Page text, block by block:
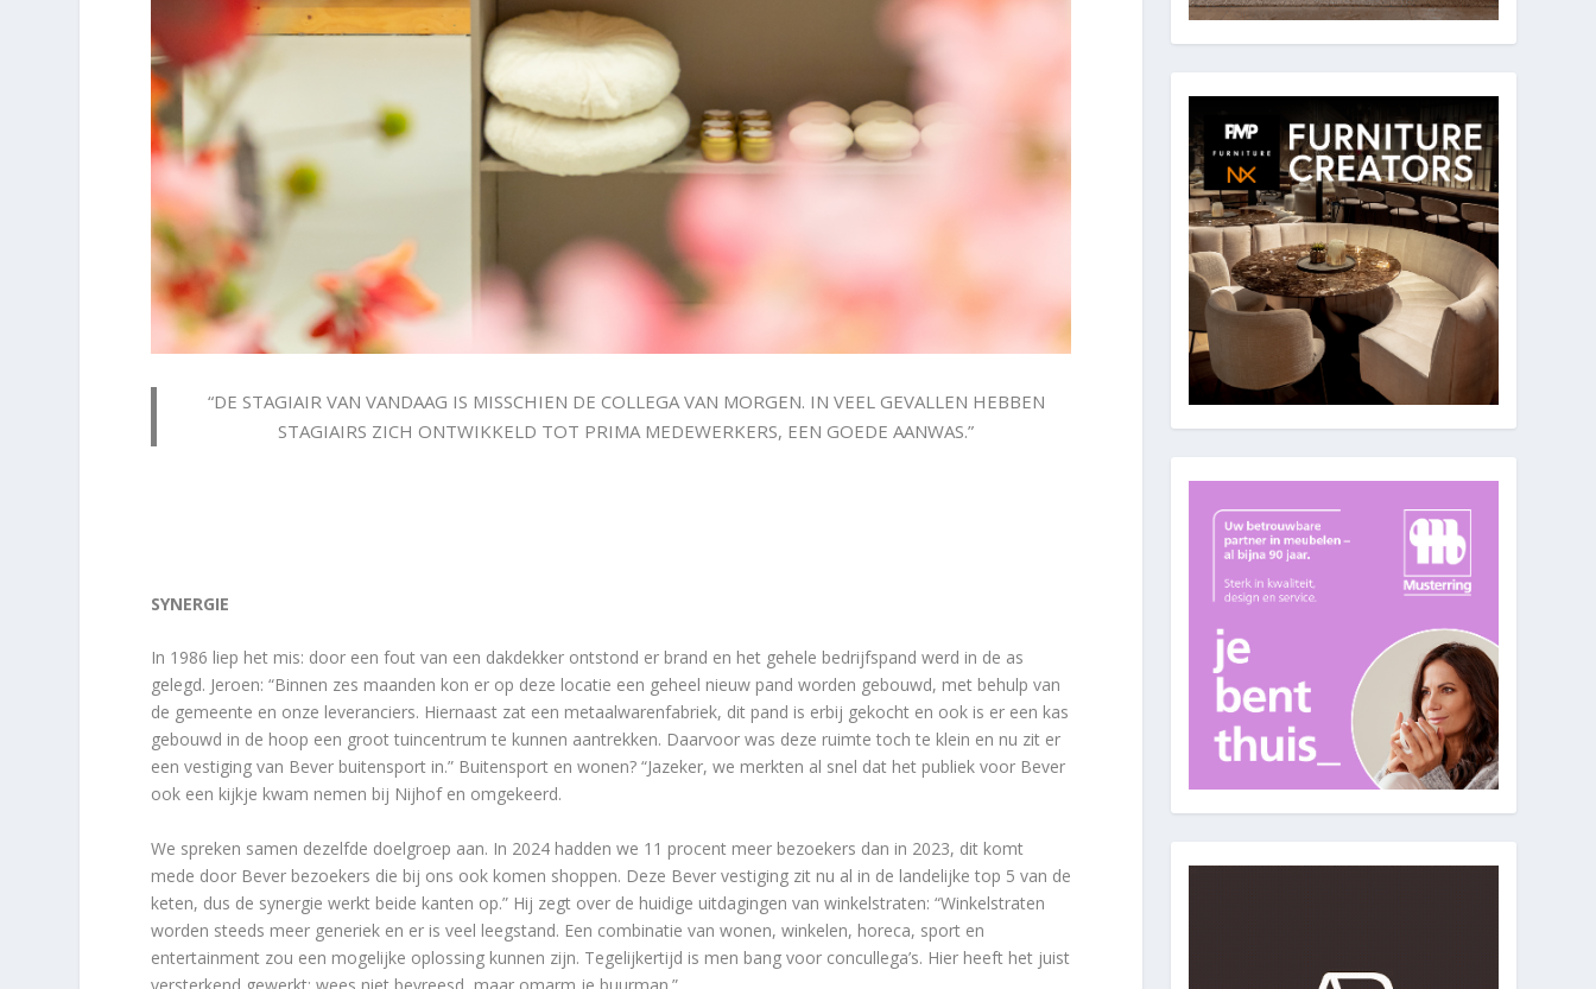
“DE STAGIAIR VAN VANDAAG IS MISSCHIEN DE COLLEGA VAN MORGEN. IN VEEL GEVALLEN HEBBEN
STAGIAIRS ZICH ONTWIKKELD TOT PRIMA MEDEWERKERS, EEN GOEDE AANWAS.”
SYNERGIE
In 1986 liep het mis: door een fout van een dakdekker ontstond er brand en het gehele bedrijfspand werd in de as
gelegd. Jeroen: “Binnen zes maanden kon er op deze locatie een geheel nieuw pand worden gebouwd, met behulp van
de gemeente en onze leveranciers. Hiernaast zat een metaalwarenfabriek, dit pand is erbij gekocht en ook is er een kas
gebouwd in de hoop een groot tuincentrum te kunnen aantrekken. Daarvoor was deze ruimte toch te klein en nu zit er
een vestiging van Bever buitensport in.” Buitensport en wonen? “Jazeker, we merkten al snel dat het publiek voor Bever
ook een kijkje kwam nemen bij Nijhof en omgekeerd.
We spreken samen dezelfde doelgroep aan. In 2024 hadden we 11 procent meer bezoekers dan in 2023, dit komt
mede door Bever bezoekers die bij ons ook komen shoppen. Deze Bever vestiging zit nu al in de landelijke top 5 van de
keten, dus de synergie werkt beide kanten op.” Hij zegt over de huidige uitdagingen van winkelstraten: “Winkelstraten
worden steeds meer generiek en er is veel leegstand. Een combinatie van wonen, winkelen, horeca, sport en
entertainment zou een mogelijke oplossing kunnen zijn. Tegelijkertijd is men bang voor concullega’s. Hier heeft het juist